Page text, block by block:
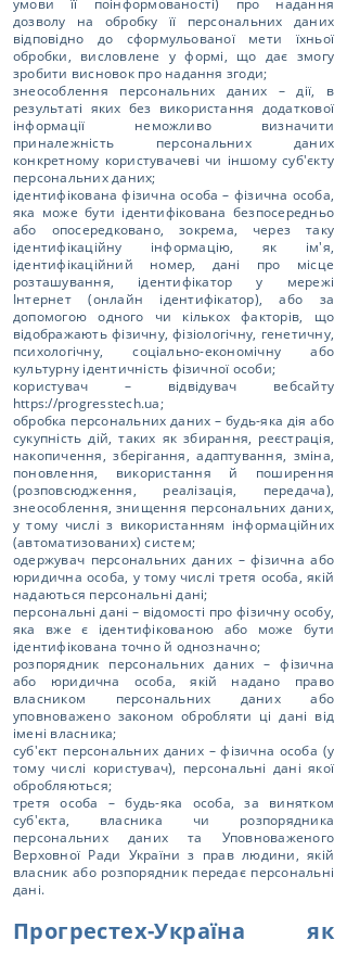
умови її поінформованості) про надання
дозволу на обробку її персональних даних
відповідно до сформульованої мети їхньої
обробки, висловлене у формі, що дає змогу
зробити висновок про надання згоди;
знеособлення персональних даних – дії, в
результаті яких без використання додаткової
інформації неможливо визначити
приналежність персональних даних
конкретному користувачеві чи іншому суб'єкту
персональних даних;
ідентифікована фізична особа – фізична особа,
яка може бути ідентифікована безпосередньо
або опосередковано, зокрема, через таку
ідентифікаційну інформацію, як ім'я,
ідентифікаційний номер, дані про місце
розташування, ідентифікатор у мережі
Інтернет (онлайн ідентифікатор), або за
допомогою одного чи кількох факторів, що
відображають фізичну, фізіологічну, генетичну,
психологічну, соціально-економічну або
культурну ідентичність фізичної особи;
користувач – відвідувач вебсайту
https://progresstech.ua;
обробка персональних даних – будь-яка дія або
сукупність дій, таких як збирання, реєстрація,
накопичення, зберігання, адаптування, зміна,
поновлення, використання й поширення
(розповсюдження, реалізація, передача),
знеособлення, знищення персональних даних,
у тому числі з використанням інформаційних
(автоматизованих) систем;
одержувач персональних даних – фізична або
юридична особа, у тому числі третя особа, якій
надаються персональні дані;
персональні дані – відомості про фізичну особу,
яка вже є ідентифікованою або може бути
ідентифікована точно й однозначно;
розпорядник персональних даних – фізична
або юридична особа, якій надано право
власником персональних даних або
уповноважено законом обробляти ці дані від
імені власника;
суб'єкт персональних даних – фізична особа (у
тому числі користувач), персональні дані якої
обробляються;
третя особа – будь-яка особа, за винятком
суб'єкта, власника чи розпорядника
персональних даних та Уповноваженого
Верховної Ради України з прав людини, якій
власник або розпорядник передає персональні
дані.
Прогрестех-Україна як